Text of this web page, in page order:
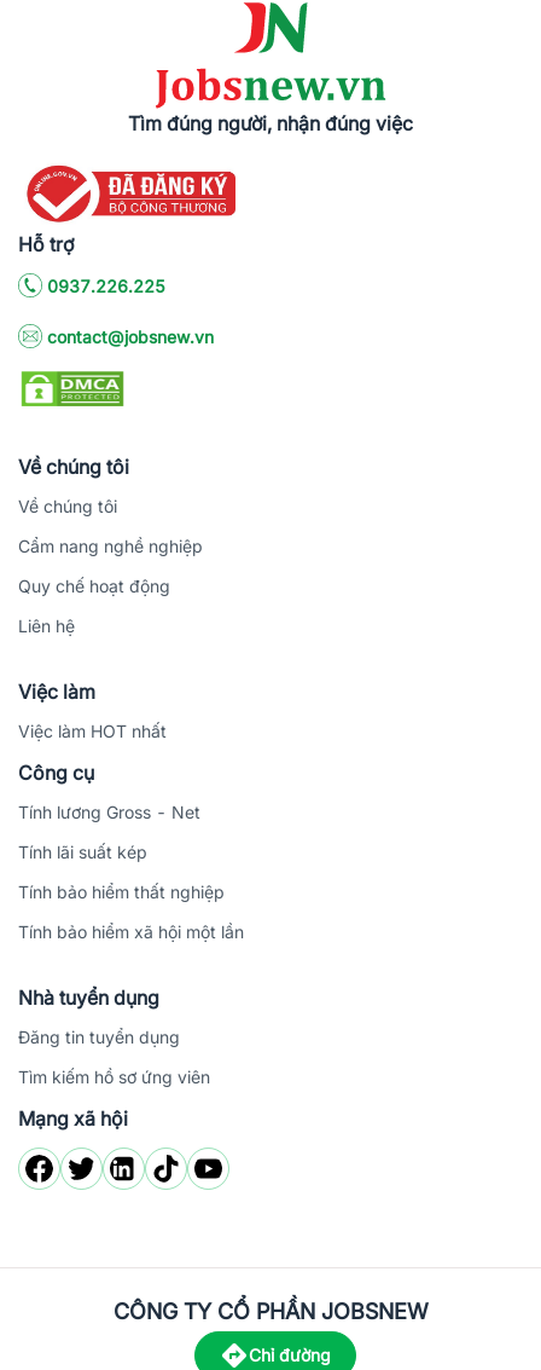
Tìm đúng người, nhận đúng việc
Hỗ trợ
0937.226.225
contact@jobsnew.vn
Về chúng tôi
Về chúng tôi
Cẩm nang nghề nghiệp
Quy chế hoạt động
Liên hệ
Việc làm
Việc làm HOT nhất
Công cụ
Tính lương Gross - Net
Tính lãi suất kép
Tính bảo hiểm thất nghiệp
Tính bảo hiểm xã hội một lần
Nhà tuyển dụng
Đăng tin tuyển dụng
Tìm kiếm hồ sơ ứng viên
Mạng xã hội
CÔNG TY CỔ PHẦN JOBSNEW
Chỉ đường